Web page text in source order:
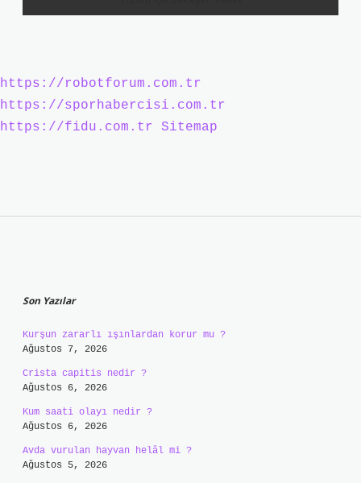
https://robotforum.com.tr
https://sporhabercisi.com.tr
https://fidu.com.tr
Sitemap
Son Yazılar
Kurşun zararlı ışınlardan korur mu ?
Ağustos 7, 2026
Crista capitis nedir ?
Ağustos 6, 2026
Kum saati olayı nedir ?
Ağustos 6, 2026
Avda vurulan hayvan helâl mi ?
Ağustos 5, 2026